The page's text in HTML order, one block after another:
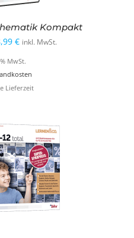
Kompakt
€
€Aktueller
Preis
ist:
8,99 €.
inkl. MwSt.
MwSt.
Lieferzeit